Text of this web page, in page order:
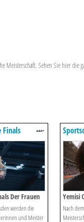
Meisterschaft. Sehen Sie hier die
Finals
Der Frauen
livewerden die
und Meister
Yemisi
Wieder
Nach